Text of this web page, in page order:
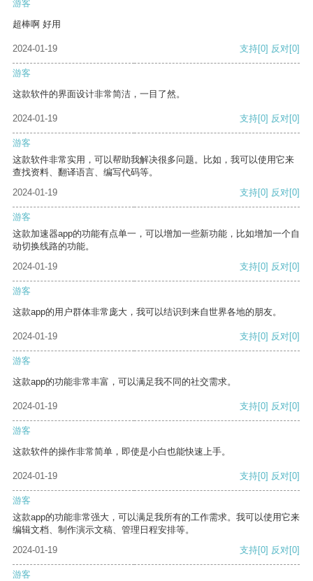
游客
超棒啊 好用
2024-01-19 支持[0] 反对[0]
游客
这款软件的界面设计非常简洁，一目了然。
2024-01-19 支持[0] 反对[0]
游客
这款软件非常实用，可以帮助我解决很多问题。比如，我可以使用它来
查找资料、翻译语言、编写代码等。
2024-01-19
支持[0] 反对[0]
游客
这款加速器app的功能有点单一，可以增加一些新功能，比如增加一个自
动切换线路的功能。
2024-01-19
支持[0] 反对[0]
游客
这款app的用户群体非常庞大，我可以结识到来自世界各地的朋友。
2024-01-19 支持[0] 反对[0]
游客
这款app的功能非常丰富，可以满足我不同的社交需求。
2024-01-19 支持[0] 反对[0]
游客
这款软件的操作非常简单，即使是小白也能快速上手。
2024-01-19 支持[0] 反对[0]
游客
这款app的功能非常强大，可以满足我所有的工作需求。我可以使用它来
编辑文档、制作演示文稿、管理日程安排等。
2024-01-19
支持[0] 反对[0]
游客